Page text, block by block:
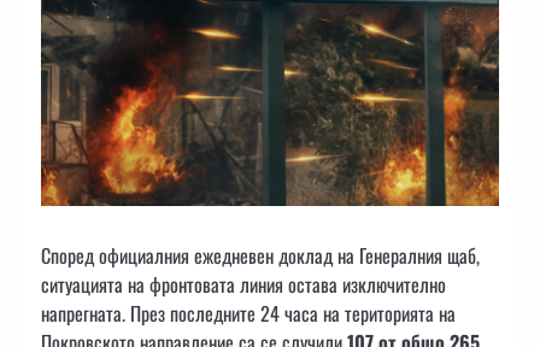
Според официалния ежедневен доклад на Генералния щаб,
ситуацията на фронтовата линия остава изключително
напрегната. През последните 24 часа на територията на